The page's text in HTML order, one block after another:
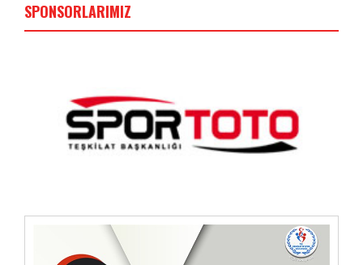
SPONSORLARIMIZ